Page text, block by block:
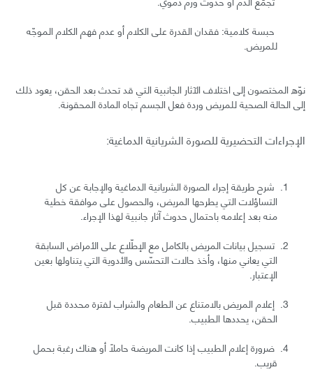
حبسة كلامية: فقدان القدرة على الكلام أو عدم فهم الكلام الموجّه
للمريض.
نوّه المختصون إلى اختلاف الآثار الجانبية التي قد تحدث بعد الحقن، يعود ذلك
إلى الحالة الصحية للمريض وردة فعل الجسم تجاه المادة المحقونة.
الإجراءات التحضيرية للصورة الشريانية الدماغية:
شرح طريقة إجراء الصورة الشريانية الدماغية والإجابة عن كل
التساؤلات التي يطرحها المريض، والحصول على موافقة خطية
منه بعد إعلامه باحتمال حدوث آثار جانبية لهذا الإجراء.
تسجيل بيانات المريض بالكامل مع الإطّلاع على الأمراض السابقة
التي يعاني منها، وأخذ حالات التحسّس والأدوية التي يتناولها بعين
الإعتبار.
إعلام المريض بالامتناع عن الطعام والشراب لفترة محددة قبل
الحقن، يحددها الطبيب.
ضرورة إعلام الطبيب إذا كانت المريضة حاملًا أو هناك رغبة بحمل
قريب.